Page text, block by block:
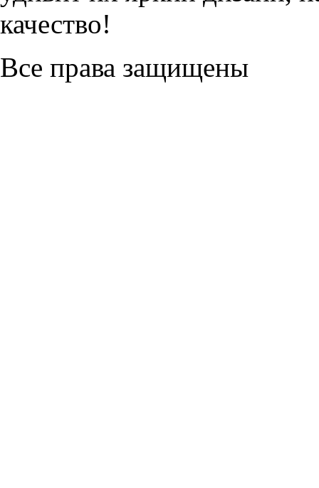
качество!
Все права защищены